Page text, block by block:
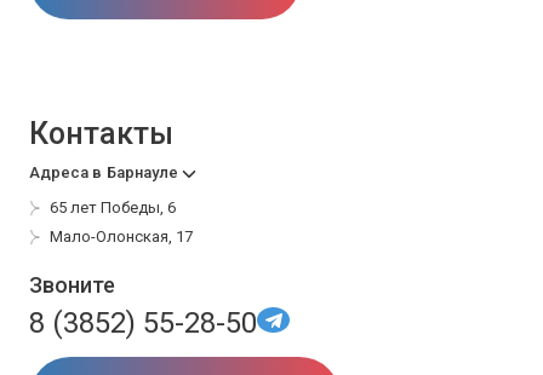
Контакты
Адреса в Барнауле
65 лет Победы, 6
Мало-Олонская, 17
Звоните
8 (3852) 55-28-50